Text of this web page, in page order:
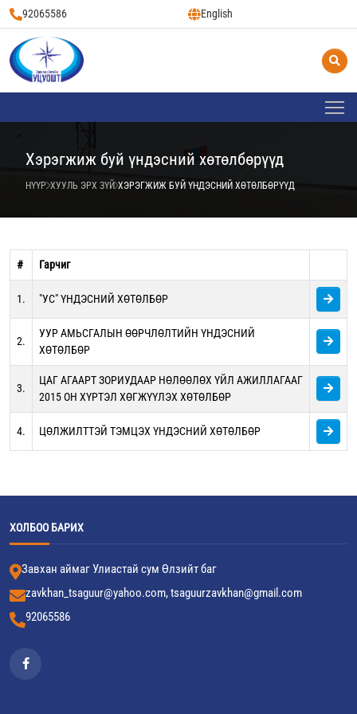
92065586 English
Хэрэгжиж буй үндэсний хөтөлбөрүүд
НҮҮР ХУУЛЬ ЭРХ ЗҮЙ ХЭРЭГЖИЖ БУЙ ҮНДЭСНИЙ ХӨТӨЛБӨРҮҮД
# Гарчиг
1. "УС" ҮНДЭСНИЙ ХӨТӨЛБӨР
2.
УУР АМЬСГАЛЫН ӨӨРЧЛӨЛТИЙН ҮНДЭСНИЙ
ХӨТӨЛБӨР
3.
ЦАГ АГААРТ ЗОРИУДААР НӨЛӨӨЛӨХ ҮЙЛ АЖИЛЛАГААГ
2015 ОН ХҮРТЭЛ ХӨГЖҮҮЛЭХ ХӨТӨЛБӨР
4. ЦӨЛЖИЛТТЭЙ ТЭМЦЭХ ҮНДЭСНИЙ ХӨТӨЛБӨР
ХОЛБОО БАРИХ
Завхан аймаг Улиастай сум Өлзийт баг
zavkhan_tsaguur@yahoo.com, tsaguurzavkhan@gmail.com
92065586